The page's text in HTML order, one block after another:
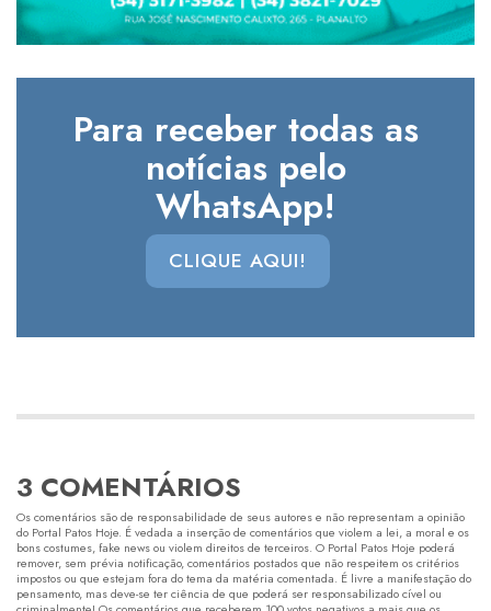
Para receber todas as
notícias pelo
WhatsApp!
CLIQUE AQUI!
3 COMENTÁRIOS
Os comentários são de responsabilidade de seus autores e não representam a opinião
do Portal Patos Hoje. É vedada a inserção de comentários que violem a lei, a moral e os
bons costumes, fake news ou violem direitos de terceiros. O Portal Patos Hoje poderá
remover, sem prévia notificação, comentários postados que não respeitem os critérios
impostos ou que estejam fora do tema da matéria comentada. É livre a manifestação do
pensamento, mas deve-se ter ciência de que poderá ser responsabilizado cível ou